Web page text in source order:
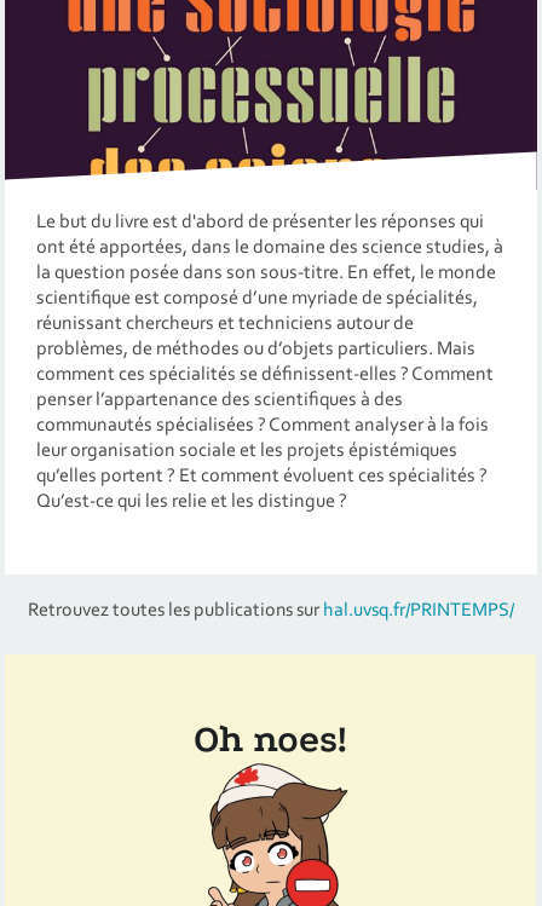
Le but du livre est d'abord de présenter les réponses qui
ont été apportées, dans le domaine des science studies, à
la question posée dans son sous-titre. En effet, le monde
scientifique est composé d’une myriade de spécialités,
réunissant chercheurs et techniciens autour de
problèmes, de méthodes ou d’objets particuliers. Mais
comment ces spécialités se définissent-elles ? Comment
penser l’appartenance des scientifiques à des
communautés spécialisées ? Comment analyser à la fois
leur organisation sociale et les projets épistémiques
qu’elles portent ? Et comment évoluent ces spécialités ?
Qu’est-ce qui les relie et les distingue ?
Retrouvez toutes les publications sur hal.uvsq.fr/PRINTEMPS/